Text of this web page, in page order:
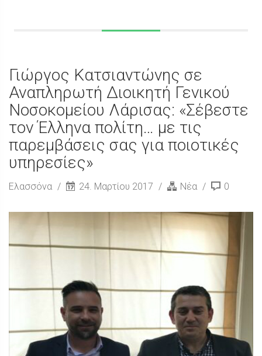
Γιώργος Κατσιαντώνης σε
Αναπληρωτή Διοικητή Γενικού
Νοσοκομείου Λάρισας: «Σέβεστε
τον Έλληνα πολίτη… με τις
παρεμβάσεις σας για ποιοτικές
υπηρεσίες»
Ελασσόνα 24. Μαρτίου 2017 Νέα 0